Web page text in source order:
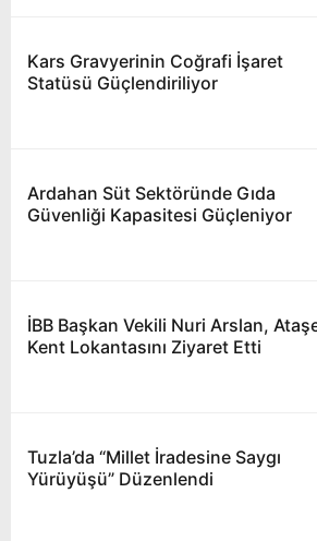
Kars Gravyerinin Coğrafi İşaret
Statüsü Güçlendiriliyor
Ardahan Süt Sektöründe Gıda
Güvenliği Kapasitesi Güçleniyor
İBB Başkan Vekili Nuri Arslan,
Kent Lokantasını Ziyaret Etti
Tuzla’da “Millet İradesine Saygı
Yürüyüşü” Düzenlendi